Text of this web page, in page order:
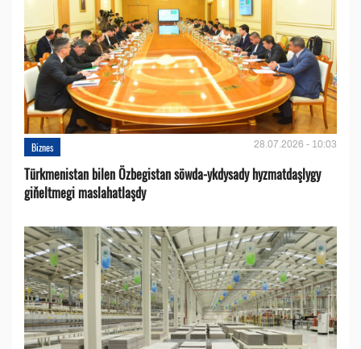
Biznes 28.07.2026 - 10:03
Türkmenistan bilen Özbegistan söwda-ykdysady hyzmatdaşlygy
giňeltmegi maslahatlaşdy